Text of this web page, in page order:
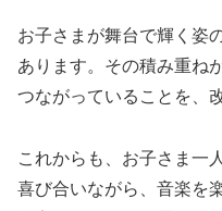
お子さまが舞台で輝く姿
あります。その積み重ね
つながっていることを、
これからも、お子さま一
喜び合いながら、音楽を